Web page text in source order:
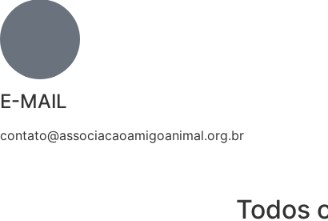
E-MAIL
contato@associacaoamigoanimal.org.br
Todos